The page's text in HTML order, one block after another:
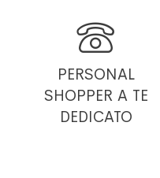

PERSONAL
SHOPPER A TE
DEDICATO